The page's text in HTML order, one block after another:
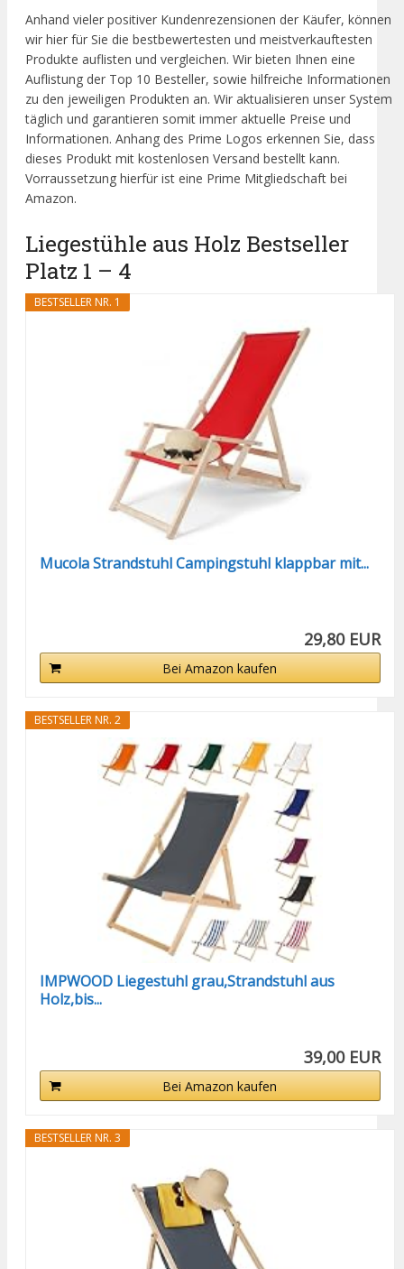
Anhand vieler positiver Kundenrezensionen der Käufer, können
wir hier für Sie die bestbewertesten und meistverkauftesten
Produkte auflisten und vergleichen. Wir bieten Ihnen eine
Auflistung der Top 10 Besteller, sowie hilfreiche Informationen
zu den jeweiligen Produkten an. Wir aktualisieren unser System
täglich und garantieren somit immer aktuelle Preise und
Informationen. Anhang des Prime Logos erkennen Sie, dass
dieses Produkt mit kostenlosen Versand bestellt kann.
Vorraussetzung hierfür ist eine Prime Mitgliedschaft bei
Amazon.
Liegestühle aus Holz Bestseller
Platz 1 – 4
BESTSELLER NR. 1
Mucola Strandstuhl Campingstuhl klappbar mit...
29,80 EUR
Bei Amazon kaufen
BESTSELLER NR. 2
IMPWOOD Liegestuhl grau,Strandstuhl aus
Holz,bis...
39,00 EUR
Bei Amazon kaufen
BESTSELLER NR. 3